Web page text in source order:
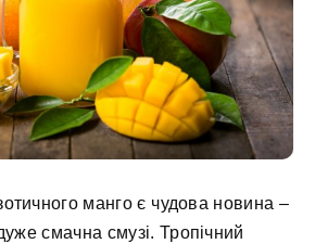
манго є чудова новина –
смачна смузі. Тропічний